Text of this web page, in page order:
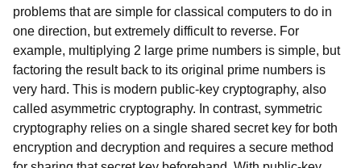
problems that are simple for classical computers to do in
one direction, but extremely difficult to reverse. For
example, multiplying 2 large prime numbers is simple, but
factoring the result back to its original prime numbers is
very hard. This is modern public-key cryptography, also
called asymmetric cryptography. In contrast, symmetric
cryptography relies on a single shared secret key for both
encryption and decryption and requires a secure method